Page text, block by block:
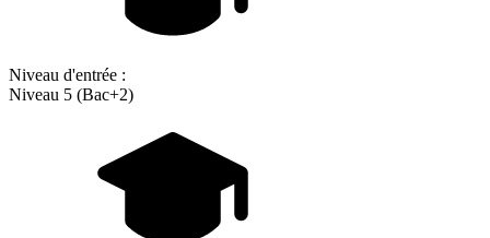
Niveau d'entrée :
Niveau 5 (Bac+2)